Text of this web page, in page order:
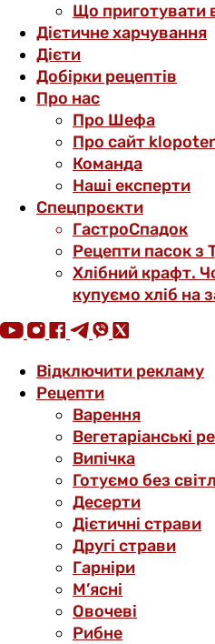
Що приготувати
Дієтичне харчування
Дієти
Добірки рецептів
Про нас
Про Шефа
Про сайт
Команда
Наші експерти
Спецпроєкти
ГастроСпадок
Рецепти пасок з
Хлібний крафт.
купуємо хліб на
Відключити рекламу
Рецепти
Варення
Вегетаріанські
Випічка
Готуємо без
Десерти
Дієтичні страви
Другі страви
Гарніри
М’ясні
Овочеві
Рибне